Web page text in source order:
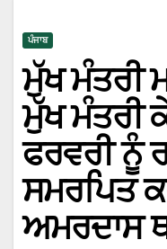
ਪੰਜਾਬ
ਮੁੱਖ ਮੰਤਰੀ
ਮੁੱਖ ਮੰਤਰੀ
ਫਰਵਰੀ ਨੂੰ
ਸਮਰਪਿਤ
ਅਮਰਦਾਸ